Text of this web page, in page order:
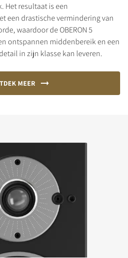
Het resultaat is een
een drastische vermindering van
waardoor de OBERON 5
ontspannen middenbereik en een
in zijn klasse kan leveren.
MEER